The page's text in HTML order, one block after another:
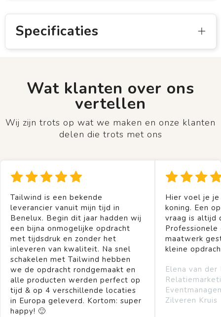
Specificaties
Wat klanten over ons
vertellen
Wij zijn trots op wat we maken en onze klanten
delen die trots met ons
Tailwind is een bekende
leverancier vanuit mijn tijd in
Benelux. Begin dit jaar hadden wij
een bijna onmogelijke opdracht
met tijdsdruk en zonder het
inleveren van kwaliteit. Na snel
schakelen met Tailwind hebben
we de opdracht rondgemaakt en
alle producten werden perfect op
tijd & op 4 verschillende locaties
in Europa geleverd. Kortom: super
happy! 🙂
Hier voel je
koning. Een
vraag is altijd
Professionele
maatwerk
kleine
Elena van der
Zilveren Kruis